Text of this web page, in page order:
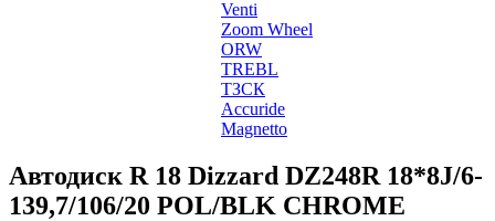
Venti
Zoom Wheel
ORW
TREBL
ТЗСК
Accuride
Magnetto
Автодиск R 18 Dizzard DZ248R 18*8J/6-
139,7/106/20 POL/BLK CHROME